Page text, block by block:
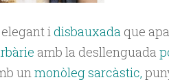
idisbauxadaque
amb la desllenguada
unmonòleg sarcàstic,